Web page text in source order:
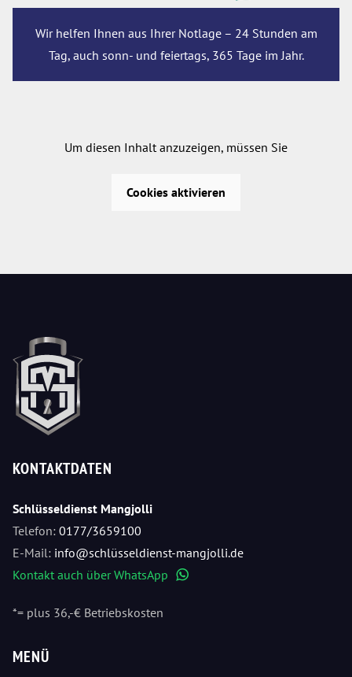
Wir helfen Ihnen aus Ihrer Notlage – 24 Stunden am
Tag, auch sonn- und feiertags, 365 Tage im Jahr.
Um diesen Inhalt anzuzeigen, müssen Sie
Cookies aktivieren
KONTAKTDATEN
Schlüsseldienst Mangjolli
Telefon: 0177/3659100
E-Mail: info@schlüsseldienst-mangjolli.de
Kontakt auch über WhatsApp
*= plus 36,-€ Betriebskosten
MENÜ